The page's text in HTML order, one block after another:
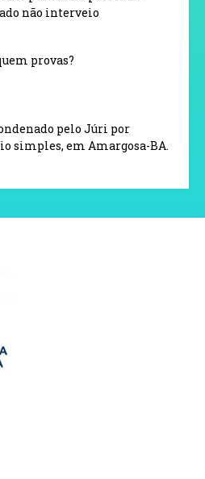
não interveio
provas?
pelo Júri por
simples, em Amargosa-BA.